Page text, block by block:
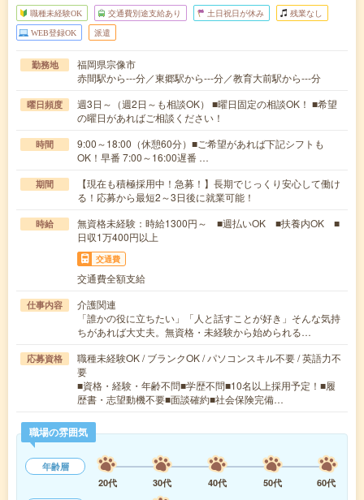
職種未経験OK 交通費別途支給あり 土日祝日が休み 残業なし
WEB登録OK 派遣
勤務地
福岡県宗像市
赤間駅から---分／東郷駅から---分／教育大前駅から---分
曜日頻度
週3日～（週2日～も相談OK） ■曜日固定の相談OK！ ■希望
の曜日があればご相談ください！
時間
9:00～18:00（休憩60分）■ご希望があれば下記シフトも
OK！早番 7:00～16:00遅番 …
期間
【現在も積極採用中！急募！】長期でじっくり安心して働け
る！応募から最短2～3日後に就業可能！
時給
無資格未経験：時給1300円～ ■週払いOK ■扶養内OK ■
日収1万400円以上
交通費
交通費全額支給
仕事内容
介護関連
「誰かの役に立ちたい」「人と話すことが好き」そんな気持
ちがあれば大丈夫。無資格・未経験から始められる…
応募資格
職種未経験OK / ブランクOK / パソコンスキル不要 / 英語力不
要
■資格・経験・年齢不問■学歴不問■10名以上採用予定！■履
歴書・志望動機不要■面談確約■社会保険完備…
職場の雰囲気
年齢層
20代
30代 40代 50代
60代